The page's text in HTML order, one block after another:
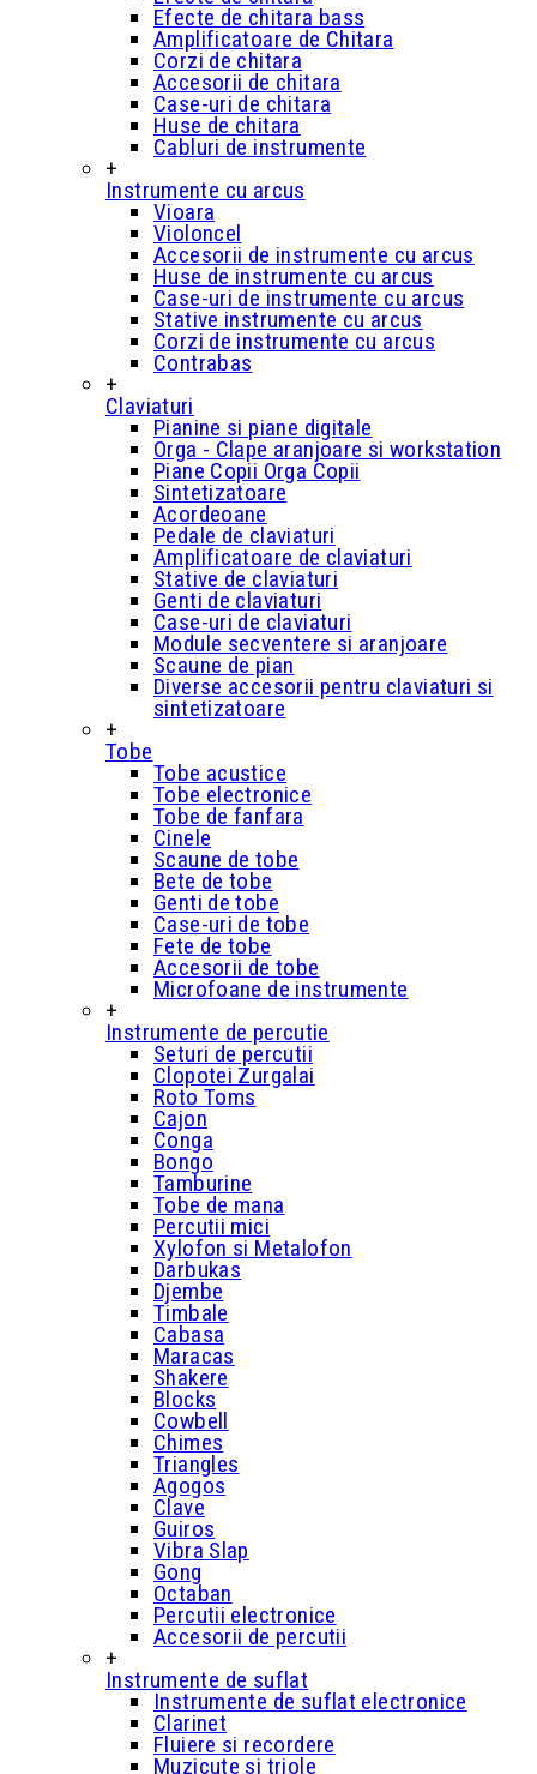
Efecte de chitara bass
Amplificatoare de Chitara
Corzi de chitara
Accesorii de chitara
Case-uri de chitara
Huse de chitara
Cabluri de instrumente
+
Instrumente cu arcus
Vioara
Violoncel
Accesorii de instrumente cu arcus
Huse de instrumente cu arcus
Case-uri de instrumente cu arcus
Stative instrumente cu arcus
Corzi de instrumente cu arcus
Contrabas
+
Claviaturi
Pianine si piane digitale
Orga - Clape aranjoare si workstation
Piane Copii Orga Copii
Sintetizatoare
Acordeoane
Pedale de claviaturi
Amplificatoare de claviaturi
Stative de claviaturi
Genti de claviaturi
Case-uri de claviaturi
Module secventere si aranjoare
Scaune de pian
Diverse accesorii pentru claviaturi si
sintetizatoare
+
Tobe
Tobe acustice
Tobe electronice
Tobe de fanfara
Cinele
Scaune de tobe
Bete de tobe
Genti de tobe
Case-uri de tobe
Fete de tobe
Accesorii de tobe
Microfoane de instrumente
+
Instrumente de percutie
Seturi de percutii
Clopotei Zurgalai
Roto Toms
Cajon
Conga
Bongo
Tamburine
Tobe de mana
Percutii mici
Xylofon si Metalofon
Darbukas
Djembe
Timbale
Cabasa
Maracas
Shakere
Blocks
Cowbell
Chimes
Triangles
Agogos
Clave
Guiros
Vibra Slap
Gong
Octaban
Percutii electronice
Accesorii de percutii
+
Instrumente de suflat
Instrumente de suflat electronice
Clarinet
Fluiere si recordere
Muzicute si triole